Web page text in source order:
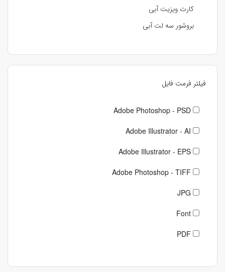
کارت ویزیت آبی
بروشور سه لت آبی
فیلتر فرمت فایل
Adobe Photoshop - PSD
Adobe Illustrator - AI
Adobe Illustrator - EPS
Adobe Photoshop - TIFF
JPG
Font
PDF